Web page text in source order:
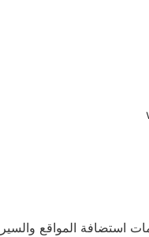
استضافة المواقع